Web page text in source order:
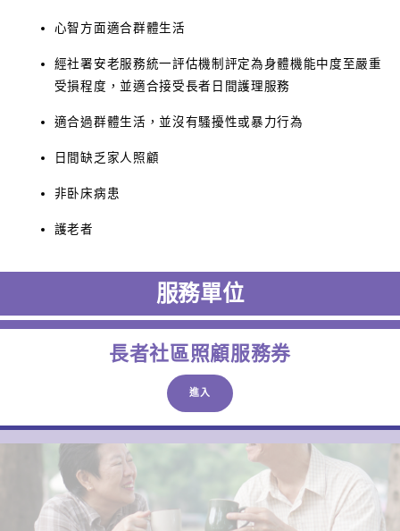
心智方面適合群體生活
經社署安老服務統一評估機制評定為身體機能中度至嚴重
受損程度，並適合接受長者日間護理服務
適合過群體生活，並沒有騷擾性或暴力行為
日間缺乏家人照顧
非卧床病患
護老者
服務單位
長者社區照顧服務券
進入